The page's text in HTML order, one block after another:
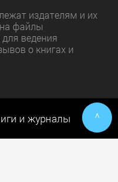
издателям и их
файлы
ведения
о книгах и
и журналы ^